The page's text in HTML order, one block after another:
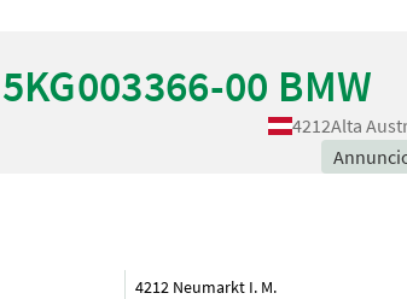
00 BMW
4212Alta
4212 Neumarkt I. M.